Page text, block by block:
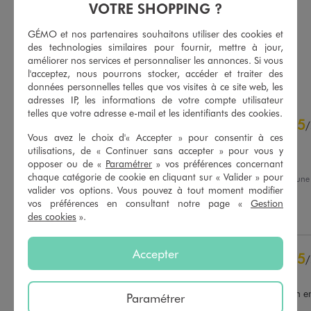
7,99 €
-50% sur le 2ème produit d'été
4.5/5 de moyenne
AU PANIER
6,99 €
-50% sur le 2ème produit d'été
5/5 de moyenne
AJOUTER AU PANIER
4.7
Basé sur150 avis soumis à un
contrôle
Voir tous les avis sur ce site
5
42
étoiles
3
2
0
5/
Avis vérifié et récompensé
Très beau !
Avis du 01/02/2026 , suite à
16/01/2026 par E.V.
5/
Avis vérifié et récompensé
Prix élevé pour un pantalon
VOTRE SHOPPING ?
GÉMO et nos partenaires souhaitons utiliser des cookies et
des technologies similaires pour fournir, mettre à jour,
améliorer nos services et personnaliser les annonces. Si vous
l'acceptez, nous pourrons stocker, accéder et traiter des
données personnelles telles que vos visites à ce site web, les
adresses IP, les informations de votre compte utilisateur
telles que votre adresse e-mail et les identifiants des cookies.
Vous avez le choix d'« Accepter » pour consentir à ces
utilisations, de « Continuer sans accepter » pour vous y
opposer ou de « Paramétrer » vos préférences concernant
chaque catégorie de cookie en cliquant sur « Valider » pour
valider vos options. Vous pouvez à tout moment modifier
vos préférences en consultant notre page « Gestion
des cookies ».
Accepter
Paramétrer